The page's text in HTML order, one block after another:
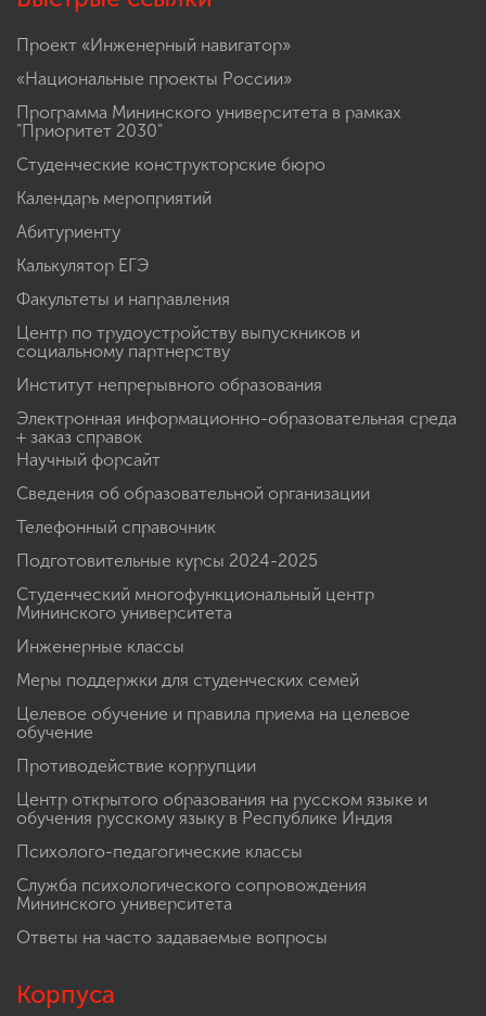
Проект «Инженерный навигатор»
«Национальные проекты России»
Программа Мининского университета в рамках
"Приоритет 2030"
Студенческие конструкторские бюро
Календарь мероприятий
Абитуриенту
Калькулятор ЕГЭ
Факультеты и направления
Центр по трудоустройству выпускников и
социальному партнерству
Институт непрерывного образования
Электронная информационно-образовательная среда
+ заказ справок
Научный форсайт
Сведения об образовательной организации
Телефонный справочник
Подготовительные курсы 2024-2025
Студенческий многофункциональный центр
Мининского университета
Инженерные классы
Меры поддержки для студенческих семей
Целевое обучение и правила приема на целевое
обучение
Противодействие коррупции
Центр открытого образования на русском языке и
обучения русскому языку в Республике Индия
Психолого-педагогические классы
Служба психологического сопровождения
Мининского университета
Ответы на часто задаваемые вопросы
Корпуса